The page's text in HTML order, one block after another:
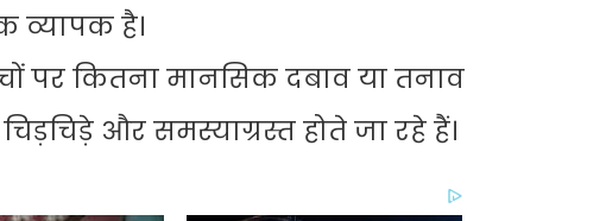
व्यापक है।
पर कितना मानसिक दबाव या तनाव
और समस्याग्रस्त होते जा रहे हैं।